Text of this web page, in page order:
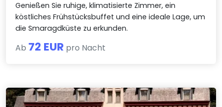
Genießen Sie ruhige, klimatisierte Zimmer, ein
köstliches Frühstücksbuffet und eine ideale Lage, um
die Smaragdküste zu erkunden.
Ab 72 EUR pro Nacht